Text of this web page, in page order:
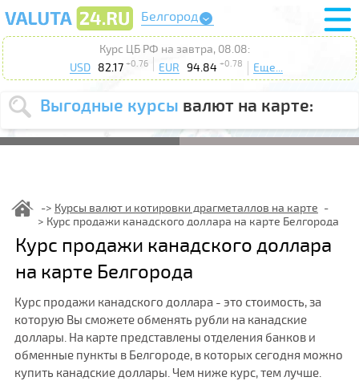
Белгород
Курс ЦБ РФ на завтра, 08.08:
USD
82.17 +0.76 EUR 94.84 +0.78 Еще...
Выгодные курсы валют на карте:
Выберите
USD EUR
курс до
Выберите
действие :
Поиск
Курсы валют и котировки драгметаллов на карте
Курс продажи канадского доллара на карте Белгорода
Курс продажи канадского доллара
на карте Белгорода
Курс продажи канадского доллара - это стоимость, за
которую Вы сможете обменять рубли на канадские
доллары. На карте представлены отделения банков и
обменные пункты в Белгороде, в которых сегодня можно
купить канадские доллары. Чем ниже курс, тем лучше.